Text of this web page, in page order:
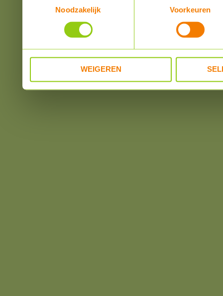
informatie die u aan ze
verzameld op basis van
Noodzakelijk
Voorkeuren
WEIGEREN